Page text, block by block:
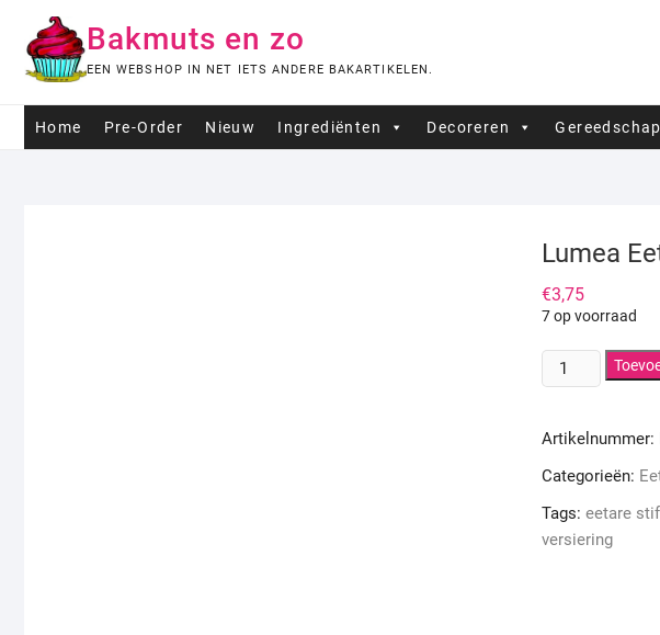
naar
Bakmuts en zo
EEN WEBSHOP IN NET IETS ANDERE BAKARTIKELEN.
Home Pre-Order Nieuw Ingrediënten Decoreren
Lumea
€3,75
7 op voorraad
Lumea
Eetbare
Turquoise
aantal
Artikelnummer:
Categorieën:
Tags: eetare
versiering